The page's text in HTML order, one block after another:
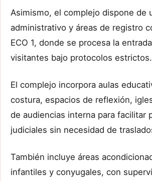
Asimismo, el complejo dispone de
administrativo y áreas de registro
ECO 1, donde se procesa la
visitantes bajo protocolos estrictos.
El complejo incorpora aulas
costura, espacios de reflexión,
de audiencias interna para facilitar
judiciales sin necesidad de
También incluye áreas
infantiles y conyugales, con